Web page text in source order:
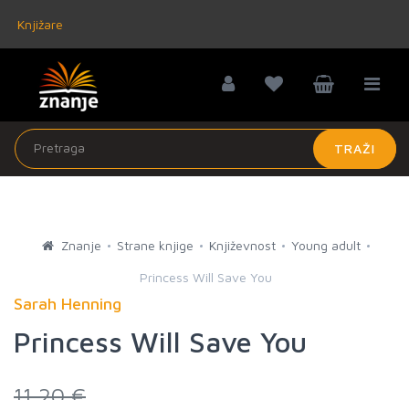
Knjižare
TRAŽI
Znanje Strane knjige Književnost Young adult
Princess Will Save You
Sarah Henning
Princess Will Save You